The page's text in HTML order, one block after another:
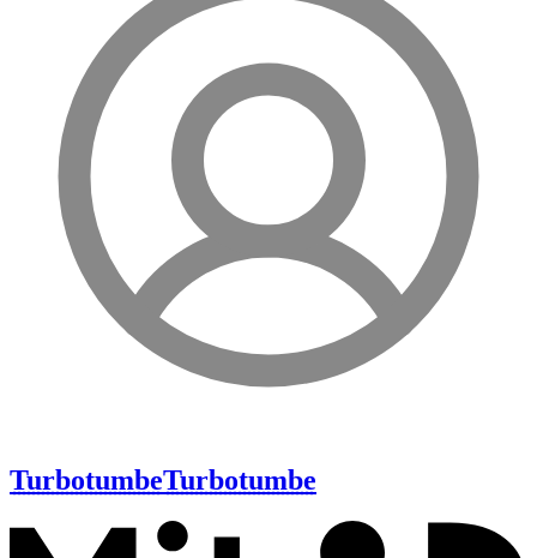
TurbotumbeTurbotumbe